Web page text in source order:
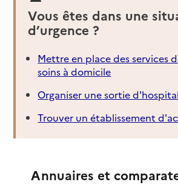
0768980636
Contact
Site internet
Rapport HAS
Source des données : Ma Boussole Aidants
Mis à jour le : 01/04/2026
Association de Post-
de Carcassonne
Vous êtes dans une
d’urgence ?
Mettre en place des services
soins à domicile
Organiser une sortie
Trouver un établissement
Annuaires et